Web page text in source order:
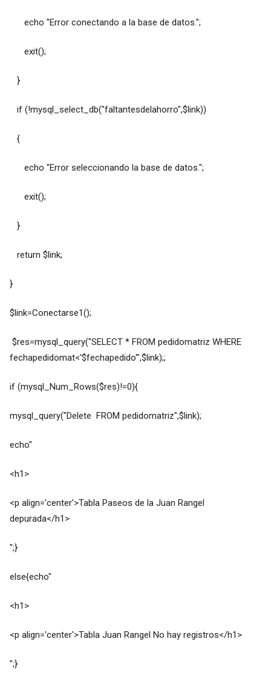
echo "Error conectando a la base de datos.";
exit();
}
if (!mysql_select_db("faltantesdelahorro",$link))
{
echo "Error seleccionando la base de datos.";
exit();
}
return $link;
}
$link=Conectarse1();
$res=mysql_query("SELECT * FROM pedidomatriz WHERE
fechapedidomat<'$fechapedido'",$link);;
if (mysql_Num_Rows($res)!=0){
mysql_query("Delete FROM pedidomatriz",$link);
echo"
<h1>
<p align='center'>Tabla Paseos de la Juan Rangel
depurada</h1>
";}
else{echo"
<h1>
<p align='center'>Tabla Juan Rangel No hay registros</h1>
";}